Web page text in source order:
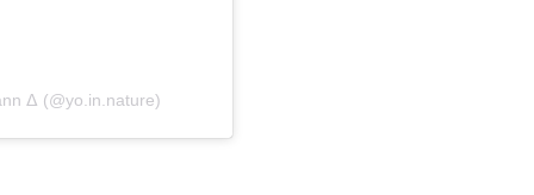
ᐃ (@yo.in.nature)